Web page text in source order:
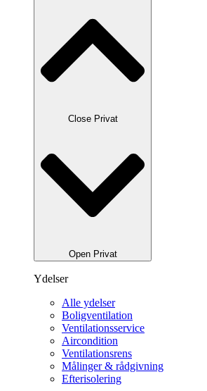
Close Privat
Open Privat
Ydelser
Alle ydelser
Boligventilation
Ventilationsservice
Aircondition
Ventilationsrens
Målinger & rådgivning
Efterisolering